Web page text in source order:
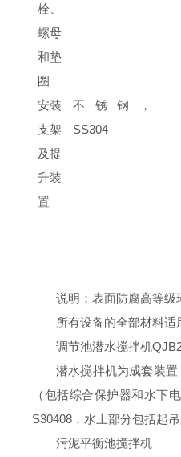
栓、
螺母
和垫
圈
安装
支架
及提
升装
置
不锈钢，
SS304
说明：表面防腐高等
所有设备的全部材料
调节池潜水搅拌机
潜水搅拌机为成套装
（包括综合保护器和水下
S30408 ，水上部分包括起
污泥平衡池搅拌机